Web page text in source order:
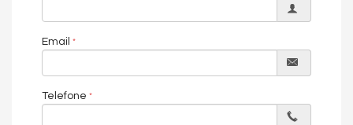
Email
Telefone